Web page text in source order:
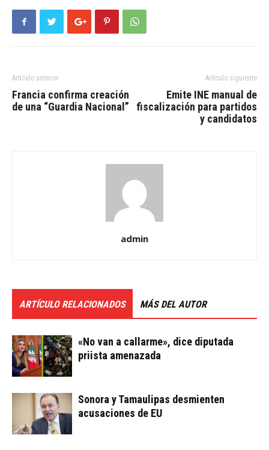
Artículo anterior
Francia confirma creación
de una “Guardia Nacional”
Artículo siguiente
Emite INE manual de
fiscalización para partidos
y candidatos
admin
ARTÍCULO RELACIONADOS MÁS DEL AUTOR
«No van a callarme», dice diputada
priista amenazada
Sonora y Tamaulipas desmienten
acusaciones de EU